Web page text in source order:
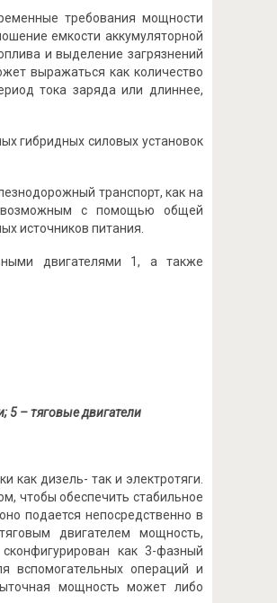
требования мощности
емкости аккумуляторной
и выделение загрязнений
выражаться как количество
тока заряда или длиннее,
гибридных силовых установок
транспорт, как на
возможным с помощью общей
источников питания.
двигателями 1, а также
5 – тяговые двигатели
дизель- так и электротяги.
чтобы обеспечить стабильное
подается непосредственно в
двигателем мощность,
как 3-фазный
вспомогательных операций и
мощность может либо